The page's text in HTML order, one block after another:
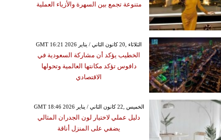
متنوعة تجمع بين السهرة والأزياء العملية
GMT 16:21 2026 الثلاثاء ,20 كانون الثاني / يناير
الخطيب يؤكد أن مشاركة السعودية في
دافوس تؤكد مكانتها العالمية وتحولها
الاقتصادي
GMT 18:46 2026 الخميس ,22 كانون الثاني / يناير
دليل عملي لاختيار لون الجدران المثالي
يضفي على المنزل أناقة